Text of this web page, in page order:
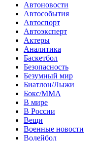
Автоновости
Автособытия
Автоспорт
Автоэксперт
Актеры
Аналитика
Баскетбол
Безопасность
Безумный мир
Биатлон/Лыжи
Бокс/MMA
В мире
В России
Вещи
Военные новости
Волейбол